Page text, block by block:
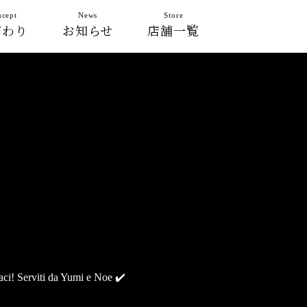
り お知らせ
News
店舗一覧
Store
Serviti da Yumi e Noe ✔️